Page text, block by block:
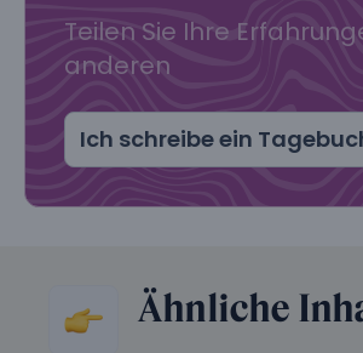
Teilen Sie Ihre
anderen
Ich schreibe ein
Ähnliche